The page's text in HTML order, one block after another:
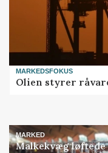
MARKEDSFOKUS
Olien styrer
MARKED
Malkekvæg